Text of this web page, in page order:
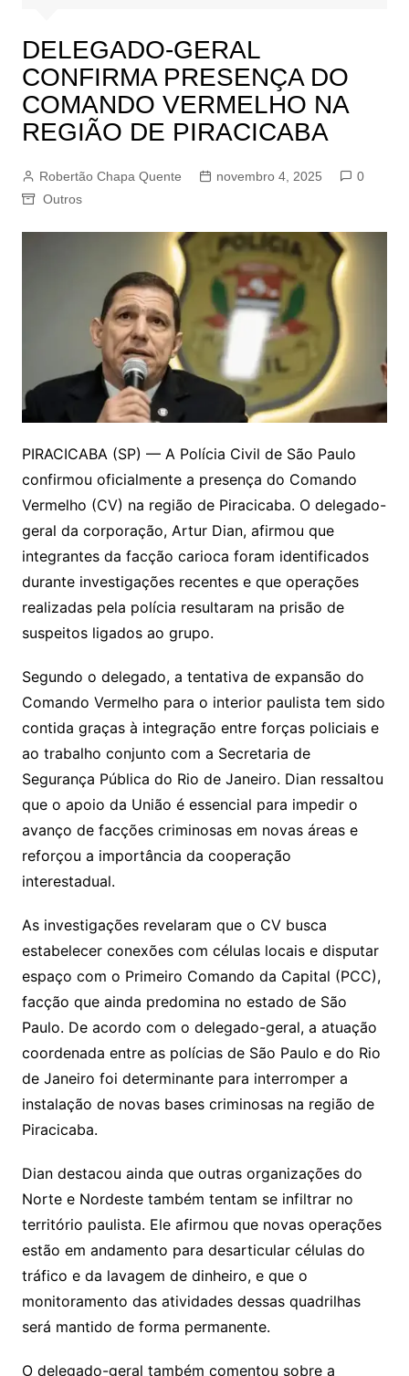
DELEGADO-GERAL
CONFIRMA PRESENÇA DO
COMANDO VERMELHO NA
REGIÃO DE PIRACICABA
Robertão Chapa Quente novembro 4, 2025
0
Outros
PIRACICABA (SP) — A Polícia Civil de São Paulo
confirmou oficialmente a presença do Comando
Vermelho (CV) na região de Piracicaba. O delegado-
geral da corporação, Artur Dian, afirmou que
integrantes da facção carioca foram identificados
durante investigações recentes e que operações
realizadas pela polícia resultaram na prisão de
suspeitos ligados ao grupo.
Segundo o delegado, a tentativa de expansão do
Comando Vermelho para o interior paulista tem sido
contida graças à integração entre forças policiais e
ao trabalho conjunto com a Secretaria de
Segurança Pública do Rio de Janeiro. Dian ressaltou
que o apoio da União é essencial para impedir o
avanço de facções criminosas em novas áreas e
reforçou a importância da cooperação
interestadual.
As investigações revelaram que o CV busca
estabelecer conexões com células locais e disputar
espaço com o Primeiro Comando da Capital (PCC),
facção que ainda predomina no estado de São
Paulo. De acordo com o delegado-geral, a atuação
coordenada entre as polícias de São Paulo e do Rio
de Janeiro foi determinante para interromper a
instalação de novas bases criminosas na região de
Piracicaba.
Dian destacou ainda que outras organizações do
Norte e Nordeste também tentam se infiltrar no
território paulista. Ele afirmou que novas operações
estão em andamento para desarticular células do
tráfico e da lavagem de dinheiro, e que o
monitoramento das atividades dessas quadrilhas
será mantido de forma permanente.
O delegado-geral também comentou sobre a